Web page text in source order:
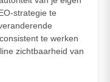
strategie te
te werken
zichtbaarheid van